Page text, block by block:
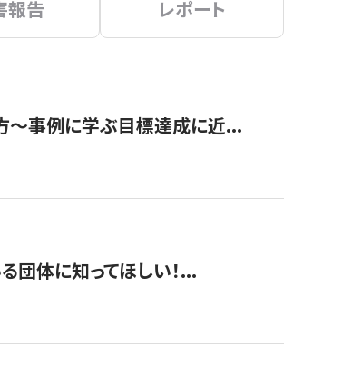
報告 レポート
方〜事例に学ぶ目標達成に近...
る団体に知ってほしい！...